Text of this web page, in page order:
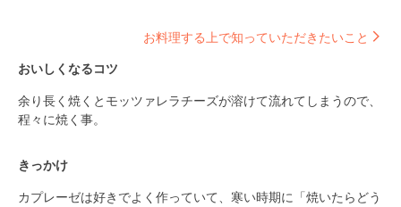
お料理する上で知っていただきたいこと
おいしくなるコツ
余り長く焼くとモッツァレラチーズが溶けて流れてしまうので、
程々に焼く事。
きっかけ
カプレーゼは好きでよく作っていて、寒い時期に「焼いたらどう